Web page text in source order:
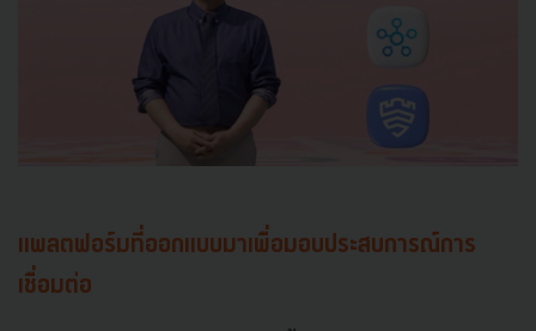
แพลตฟอร์มที่ออกแบบมาเพื่อมอบประสบการณ์การ
เชื่อมต่อ